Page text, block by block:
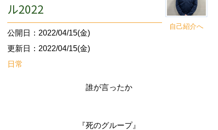
自己紹介へ
ル2022
公開日：2022/04/15(金)
更新日：2022/04/15(金)
日常
誰が言ったか
『死のグループ』